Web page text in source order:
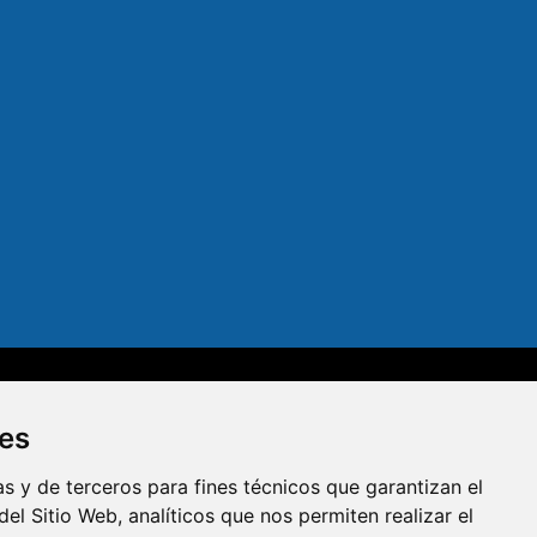
y de terceros para fines técnicos que garantizan el
Sitio Web, analíticos que nos permiten realizar el